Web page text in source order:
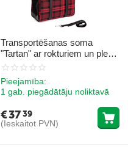
Transportēšanas soma
"Tartan" ar rokturiem un plecu
siksnu 42x23.5x29 cm
Pieejamība:
1 gab. piegādātāju noliktavā
€3739
(Ieskaitot PVN)